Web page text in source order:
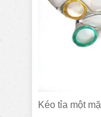
Kéo tỉa một